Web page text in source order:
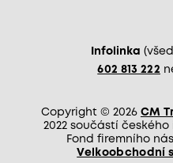
Infolinka
602 813 222
Copyright © 2026 CM
2022 součástí
Fond firemního
Velkoobchodní